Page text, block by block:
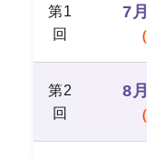
第1
回
7
第2
回
8